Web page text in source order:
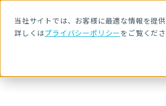
当社サイトでは、お客様に最適な情報を提
詳しくはプライバシーポリシーをご覧くだ
内部